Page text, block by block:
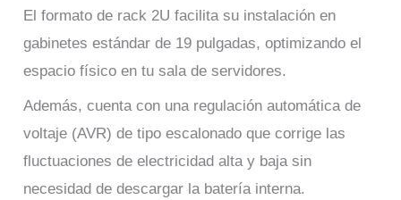
El formato de rack 2U facilita su instalación en
gabinetes estándar de 19 pulgadas, optimizando el
espacio físico en tu sala de servidores.
Además, cuenta con una regulación automática de
voltaje (AVR) de tipo escalonado que corrige las
fluctuaciones de electricidad alta y baja sin
necesidad de descargar la batería interna.